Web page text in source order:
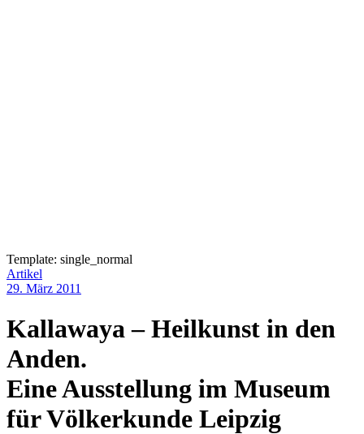
Template: single_normal
Artikel
29. März 2011
Kallawaya – Heilkunst in den
Anden.
Eine Ausstellung im Museum
für Völkerkunde Leipzig